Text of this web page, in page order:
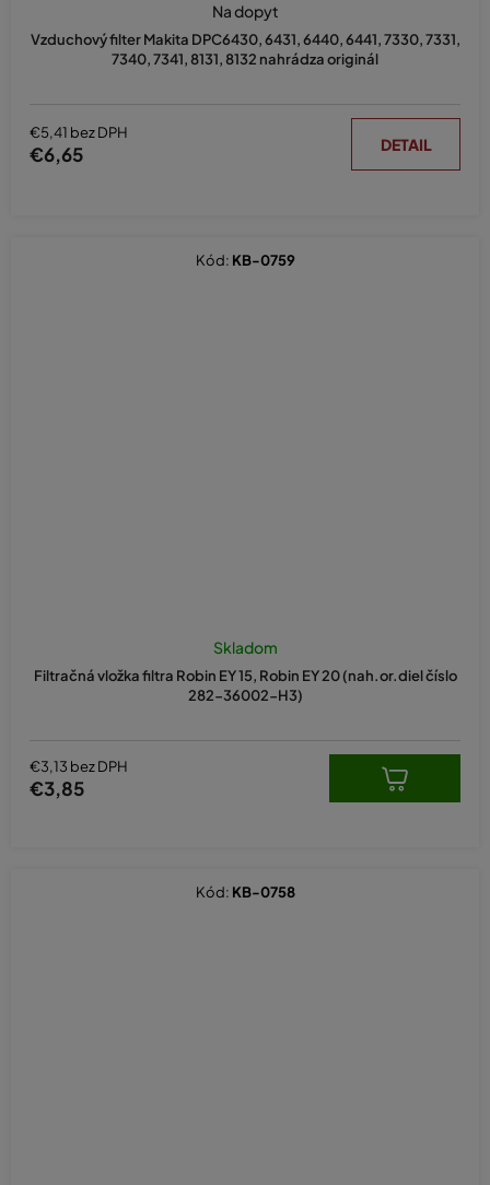
Vzduchový filter Makita DPC6430, 6431, 6440, 6441, 7330, 7331,
7340, 7341, 8131, 8132 nahrádza originál
Na dopyt
€5,41 bez DPH
€6,65 DETAIL
Filtračná vložka filtra Robin EY 15, Robin EY 20 (nah.or.diel číslo
282-36002-H3)
Skladom
€3,13 bez DPH
€3,85
Kód: KB-0759
Kód: KB-0758